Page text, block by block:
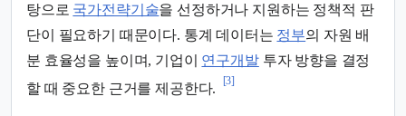
탕으로 국가전략기술을 선정하거나 지원하는 정책적 판
단이 필요하기 때문이다. 통계 데이터는 정부의 자원 배
분 효율성을 높이며, 기업이 연구개발투자 방향을 결정
할 때 중요한 근거를 제공한다.
[3]